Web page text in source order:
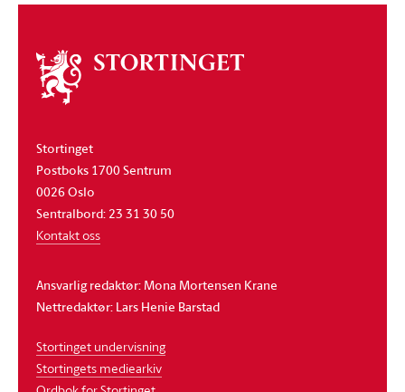
Om
stortinget
Stortinget
Postboks 1700 Sentrum
0026 Oslo
Sentralbord: 23 31 30 50
Kontakt oss
Ansvarlig redaktør: Mona Mortensen Krane
Nettredaktør: Lars Henie Barstad
Stortinget undervisning
Stortingets mediearkiv